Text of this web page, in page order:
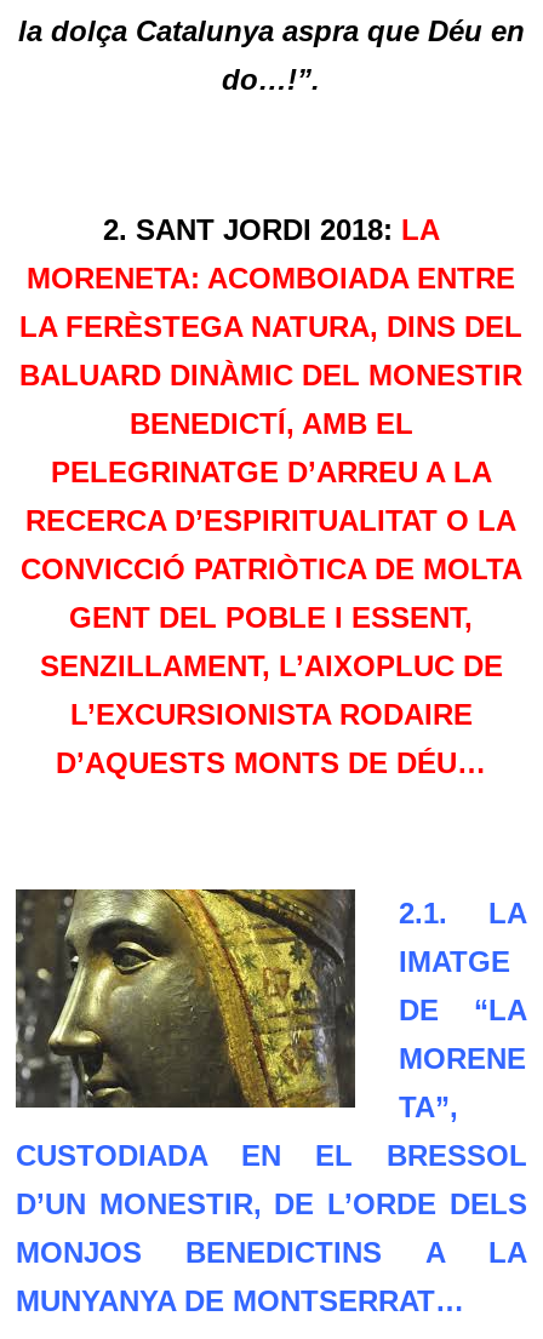
la dolça Catalunya aspra que Déu en
do…!”.
2. SANT JORDI 2018: LA
MORENETA: ACOMBOIADA ENTRE
LA FERÈSTEGA NATURA, DINS DEL
BALUARD DINÀMIC DEL MONESTIR
BENEDICTÍ, AMB EL
PELEGRINATGE D’ARREU A LA
RECERCA D’ESPIRITUALITAT O LA
CONVICCIÓ PATRIÒTICA DE MOLTA
GENT DEL POBLE I ESSENT,
SENZILLAMENT, L’AIXOPLUC DE
L’EXCURSIONISTA RODAIRE
D’AQUESTS MONTS DE DÉU…
2.1. LA
IMATGE
DE “LA
MORENE
TA”,
CUSTODIADA EN EL BRESSOL
D’UN MONESTIR, DE L’ORDE DELS
MONJOS BENEDICTINS A LA
MUNYANYA DE MONTSERRAT…